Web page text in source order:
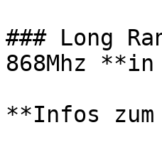
### Long
868Mhz
**Infos